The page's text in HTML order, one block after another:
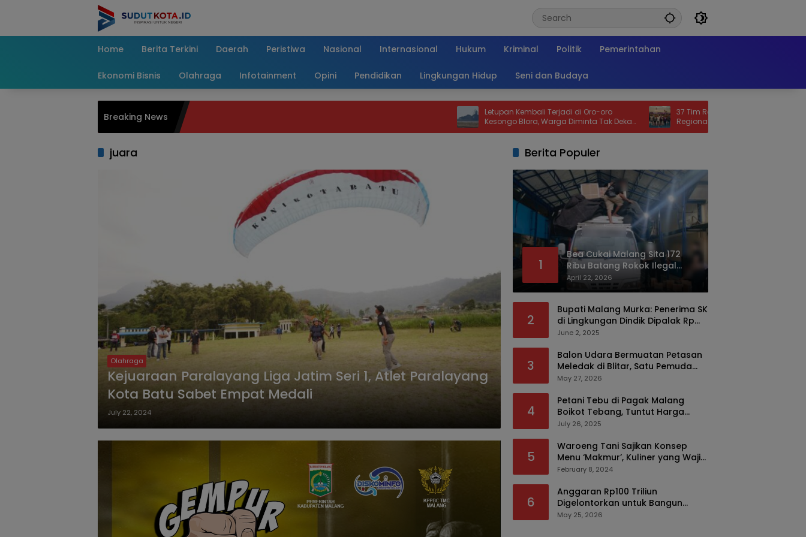
Home
Berita Terkini Daerah Peristiwa Nasional Internasional Hukum Kriminal Politik Pemerintahan
Ekonomi Bisnis Olahraga Infotainment Opini Pendidikan Lingkungan Hidup Seni dan Budaya
Breaking News
Letupan Kembali Terjadi di Oro-oro
Kesongo Blora, Warga Diminta Tak Dekati
Kawah
37 Tim Ramaikan AXIS Nation Cup
Regional Malang 2026, Pemkot Malang
Bidik Lahirkan Bibit Atlet dan Dongkrak
juara
Olahraga
Kejuaraan Paralayang Liga Jatim Seri 1, Atlet Paralayang
Kota Batu Sabet Empat Medali
July 22, 2024
Berita Populer
1
Bea Cukai Malang Sita 172
Ribu Batang Rokok Ilegal
Bermodus Kemasan Sabun
April 22, 2026
2
Bupati Malang Murka: Penerima SK
di Lingkungan Dindik Dipalak Rp
150 Ribu Pakai Modus Tumpengan,
June 2, 2025
3
Balon Udara Bermuatan Petasan
Meledak di Blitar, Satu Pemuda
Tewas dan Dua Anak Luka Serius
May 27, 2026
4
Petani Tebu di Pagak Malang
Boikot Tebang, Tuntut Harga
yang Layak
July 26, 2025
5
Waroeng Tani Sajikan Konsep
Menu ‘Makmur’, Kuliner yang Wajib
Dikunjungi di Malang
February 8, 2024
6
Anggaran Rp100 Triliun
Digelontorkan untuk Bangun
Kembali Sumatra, Hunian Korban
May 25, 2026